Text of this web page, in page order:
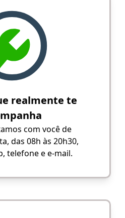
realmente te
com você de
das 08h às 20h30,
telefone e e-mail.